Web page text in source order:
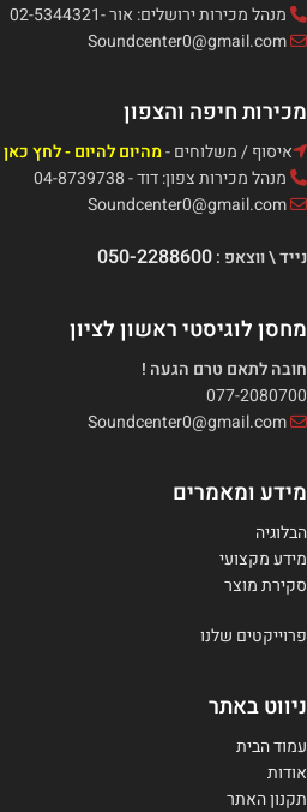
מנהל מכירות ירושלים: אור -02-5344321
מכירות חיפה והצפון
איסוף / משלוחים -מהיום להיום - לחץ
מנהל מכירות צפון: דוד - 04-8739738
נייד \ ווצאפ :050-2288600
מחסן לוגיסטי ראשון לציון
חובה לתאם טרם הגעה !
077-2080700
מידע ומאמרים
הבלוגיה
מידע מקצועי
סקירת מוצר
פרוייקטים שלנו
ניווט באתר
עמוד הבית
אודות
תקנון האתר